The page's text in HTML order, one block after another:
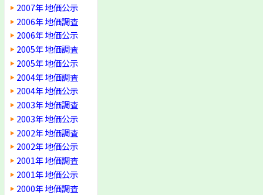
2007年 地価公示
2006年 地価調査
2006年 地価公示
2005年 地価調査
2005年 地価公示
2004年 地価調査
2004年 地価公示
2003年 地価調査
2003年 地価公示
2002年 地価調査
2002年 地価公示
2001年 地価調査
2001年 地価公示
2000年 地価調査